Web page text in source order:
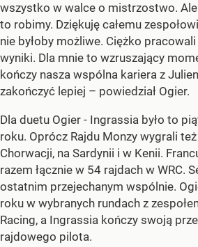
wszystko w walce o mistrzostwo.
to robimy. Dziękuję całemu
nie byłoby możliwe. Ciężko
wyniki. Dla mnie to wzruszający
kończy nasza wspólna kariera z
zakończyć lepiej – powiedział Ogier.
Dla duetu Ogier - Ingrassia było to
roku. Oprócz Rajdu Monzy wygrali
Chorwacji, na Sardynii i w Kenii.
razem łącznie w 54 rajdach w WRC.
ostatnim przejechanym wspólnie.
roku w wybranych rundach z
Racing, a Ingrassia kończy swoją
rajdowego pilota.